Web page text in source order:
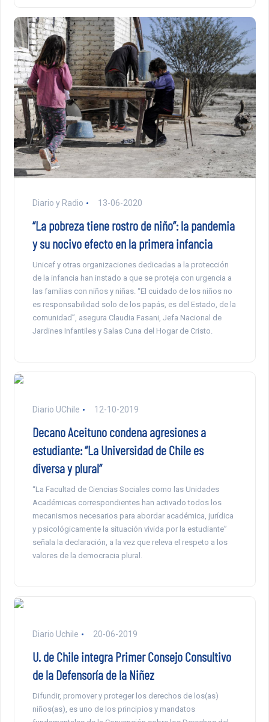
Diario y Radio 13-06-2020
“La pobreza tiene rostro de niño”: la pandemia
y su nocivo efecto en la primera infancia
Unicef y otras organizaciones dedicadas a la protección
de la infancia han instado a que se proteja con urgencia a
las familias con niños y niñas. “El cuidado de los niños no
es responsabilidad solo de los papás, es del Estado, de la
comunidad”, asegura Claudia Fasani, Jefa Nacional de
Jardines Infantiles y Salas Cuna del Hogar de Cristo.
Diario UChile 12-10-2019
Decano Aceituno condena agresiones a
estudiante: “La Universidad de Chile es
diversa y plural”
“La Facultad de Ciencias Sociales como las Unidades
Académicas correspondientes han activado todos los
mecanismos necesarios para abordar académica, jurídica
y psicológicamente la situación vivida por la estudiante”
señala la declaración, a la vez que releva el respeto a los
valores de la democracia plural.
Diario Uchile 20-06-2019
U. de Chile integra Primer Consejo Consultivo
de la Defensoría de la Niñez
Difundir, promover y proteger los derechos de los(as)
niños(as), es uno de los principios y mandatos